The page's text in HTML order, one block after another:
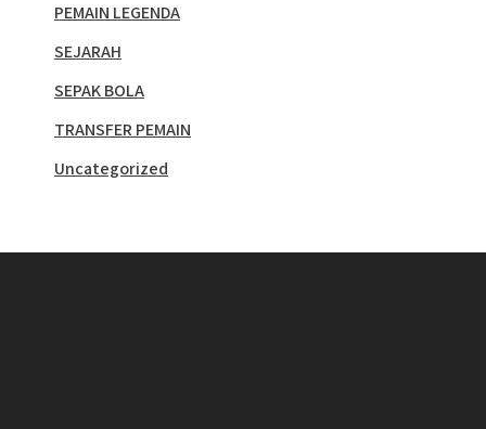
PEMAIN LEGENDA
SEJARAH
SEPAK BOLA
TRANSFER PEMAIN
Uncategorized